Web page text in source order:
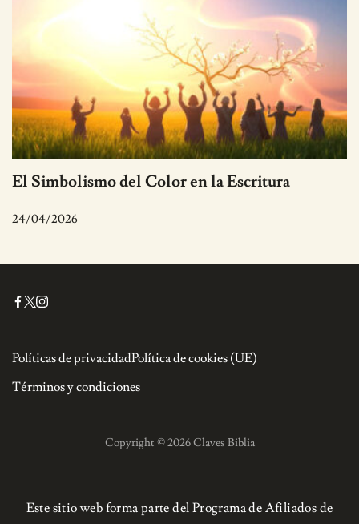
El Simbolismo del Color en la Escritura
24/04/2026
Políticas de privacidadPolítica de cookies (UE)
Términos y condiciones
Copyright © 2026 Claves Biblia
Este sitio web forma parte del Programa de Afiliados de